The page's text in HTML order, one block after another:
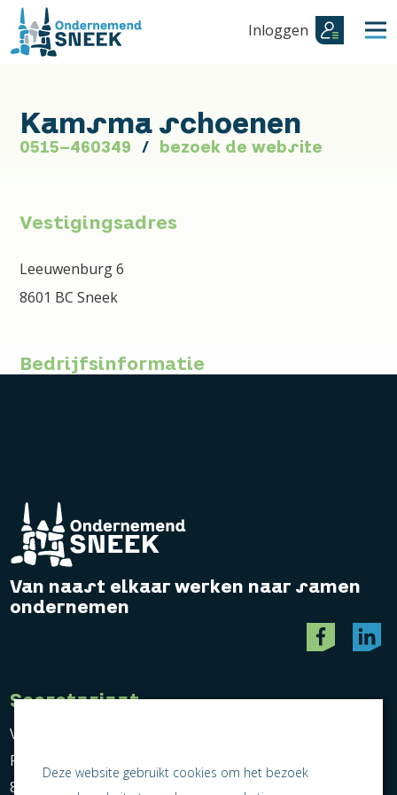
Inloggen
Kamsma schoenen
0515-460349 bezoek de website
Vestigingsadres
Leeuwenburg 6
8601 BC Sneek
Bedrijfsinformatie
Van naast elkaar werken naar samen
ondernemen
Secretariaat
Vereniging Ondernemend Sneek
Postbus 464
8600 AL Sneek
Deze website gebruikt cookies om het bezoek